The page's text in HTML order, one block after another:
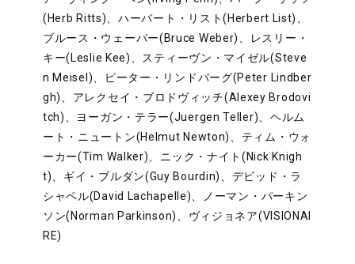
(Herb Ritts)、ハーバート・リスト(Herbert List)、
ブルース・ウェーバー(Bruce Weber)、レスリー・
キー(Leslie Kee)、スティーヴン・マイゼル(Steve
n Meisel)、ピーター・リンドバーグ(Peter Lindber
gh)、アレクセイ・ブロドヴィッチ(Alexey Brodovi
tch)、ヨーガン・テラー(Juergen Teller)、ヘルム
ート・ニュートン(Helmut Newton)、ティム・ウォ
ーカー(Tim Walker)、ニック・ナイト(Nick Knigh
t)、ギイ・ブルダン(Guy Bourdin)、デビッド・ラ
シャペル(David Lachapelle)、ノーマン・パーキン
ソン(Norman Parkinson)、ヴィジョネア(VISIONAI
RE)